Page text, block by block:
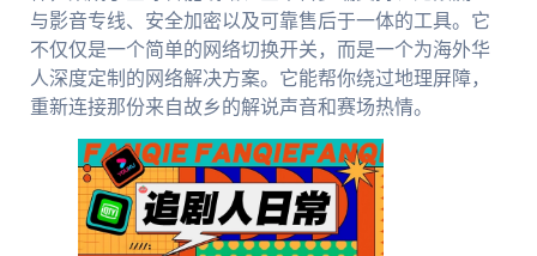
与影音专线、安全加密以及可靠售后于一体的工具。它
不仅仅是一个简单的网络切换开关，而是一个为海外华
人深度定制的网络解决方案。它能帮你绕过地理屏障，
重新连接那份来自故乡的解说声音和赛场热情。